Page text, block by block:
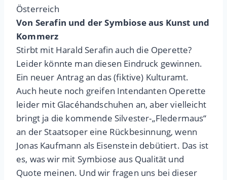
Österreich
Von Serafin und der Symbiose aus Kunst und
Kommerz
Stirbt mit Harald Serafin auch die Operette?
Leider könnte man diesen Eindruck gewinnen.
Ein neuer Antrag an das (fiktive) Kulturamt.
Auch heute noch greifen Intendanten Operette
leider mit Glacéhandschuhen an, aber vielleicht
bringt ja die kommende Silvester-„Fledermaus“
an der Staatsoper eine Rückbesinnung, wenn
Jonas Kaufmann als Eisenstein debütiert. Das ist
es, was wir mit Symbiose aus Qualität und
Quote meinen. Und wir fragen uns bei dieser